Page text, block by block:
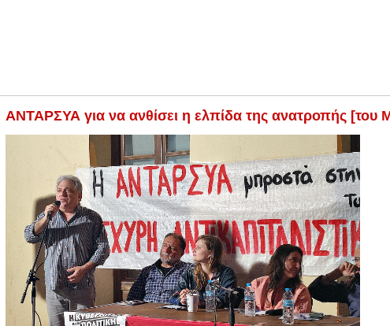
ΑΝΤΑΡΣΥΑ για να ανθίσει η ελπίδα της ανατροπής [του